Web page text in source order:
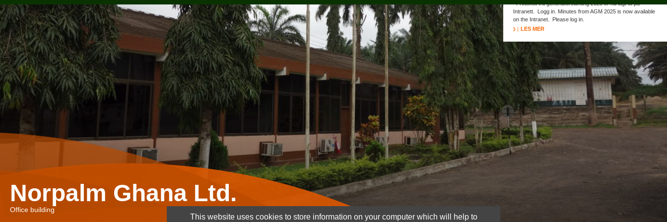
Protokoll fra generalforsamling 2025 er nå lagt ut på
Intranett. Logg in. Minutes from AGM 2025 is now available
on the Intranet. Please log in.
LES MER
Norpalm Ghana Ltd.
Office building
This website uses cookies to store information on your computer which will help to